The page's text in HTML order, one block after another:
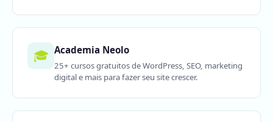
🎓 Academia Neolo
25+ cursos gratuitos de WordPress, SEO, marketing
digital e mais para fazer seu site crescer.